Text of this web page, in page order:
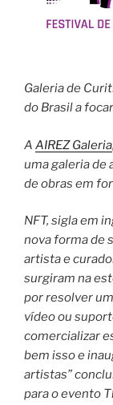
Galeria de
do Brasil a
A AIREZ Galeria
uma galeria de
de obras em
NFT, sigla em
nova forma de
artista e
surgiram na
por resolver
vídeo ou
comercializar
bem isso e
artistas”
para o evento